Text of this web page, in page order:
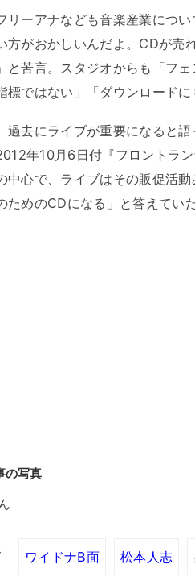
ーアナなども音楽産業につ
方がおかしいんだよ。CDが売
と苦言。スタジオからも「フ
標ではない」「ダウンロード
去にライブが重要になると
年10月6日付『フロントラ
中心で、ライブはその販促活
ためのCDになる」と答えていた
の写真
ワイドナB面 松本人志